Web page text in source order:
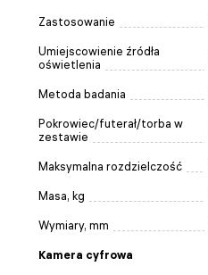
Zastosowanie
Umiejscowienie źródła
oświetlenia
Metoda badania
Pokrowiec/futerał/torba w
zestawie
Maksymalna rozdzielczość
Masa, kg
Wymiary, mm
Kamera cyfrowa